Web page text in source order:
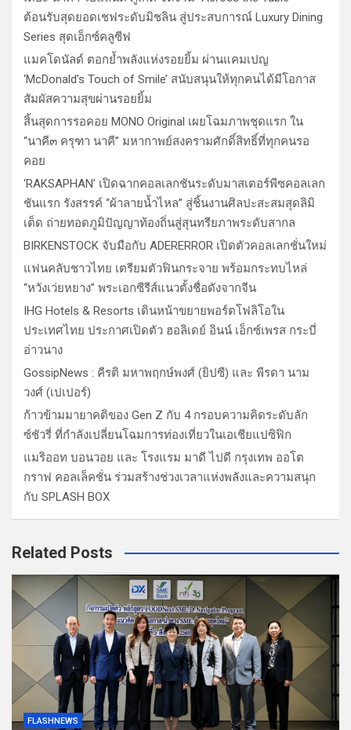
ต้อนรับสุดยอดเชฟระดับมิชลิน สู่ประสบการณ์ Luxury Dining
Series สุดเอ็กซ์คลูซีฟ
แมคโดนัลด์ ตอกย้ำพลังแห่งรอยยิ้ม ผ่านแคมเปญ
‘McDonald’s Touch of Smile’ สนับสนุนให้ทุกคนได้มีโอกาส
สัมผัสความสุขผ่านรอยยิ้ม
สิ้นสุดการรอคอย MONO Original เผยโฉมภาพชุดแรก ใน
“นาคี๓ ครุฑา นาคี” มหากาพย์สงครามศักดิ์สิทธิ์ที่ทุกคนรอ
คอย
‘RAKSAPHAN’ เปิดฉากคอลเลกชันระดับมาสเตอร์พีซคอลเลก
ชันแรก รังสรรค์ “ผ้าลายน้ำไหล” สู่ชิ้นงานศิลปะสะสมสุดลิมิ
เต็ด ถ่ายทอดภูมิปัญญาท้องถิ่นสู่สุนทรียภาพระดับสากล
BIRKENSTOCK จับมือกับ ADERERROR เปิดตัวคอลเลกชั่นใหม่
แฟนคลับชาวไทย เตรียมตัวฟินกระจาย พร้อมกระทบไหล่
“หวังเว่ยหยาง” พระเอกซีรีส์แนวตั้งชื่อดังจากจีน
IHG Hotels & Resorts เดินหน้าขยายพอร์ตโฟลิโอใน
ประเทศไทย ประกาศเปิดตัว ฮอลิเดย์ อินน์ เอ็กซ์เพรส กระบี่
อ่าวนาง
GossipNews : คีรติ มหาพฤกษ์พงศ์ (ยิปซี) และ พีรดา นาม
วงศ์ (เปเปอร์)
ก้าวข้ามมายาคติของ Gen Z กับ 4 กรอบความคิดระดับลัก
ซ์ชัวรี่ ที่กำลังเปลี่ยนโฉมการท่องเที่ยวในเอเชียแปซิฟิก
แมริออท บอนวอย และ โรงแรม มาดี ไปดี กรุงเทพ ออโต
กราฟ คอลเล็คชั่น ร่วมสร้างช่วงเวลาแห่งพลังและความสนุก
กับ SPLASH BOX
Related Posts
FLASHNEWS